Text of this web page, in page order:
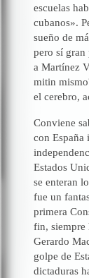
escuelas
cubanos».
sueño de
pero sí gran
a Martínez
mitin
el cerebro,
Conviene
con España
Estados
se enteran
fue un
primera
fin, siempre
Gerardo
golpe de
dictaduras